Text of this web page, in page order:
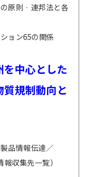
原則‐連邦法と各
ョン65の関係
中心とした
規制動向と
品情報伝達／
収集先一覧）